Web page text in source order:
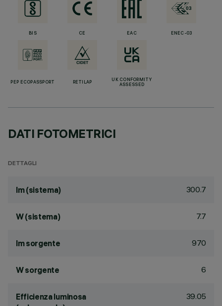
BIS CE EAC ENEC-03
PEP ECOPASSPORT RETILAP
UK CONFORMITY
ASSESSED
DATI FOTOMETRICI
DETTAGLI
lm (sistema) 300.7
W (sistema) 7.7
lm sorgente 970
W sorgente 6
Efficienza luminosa
39.05